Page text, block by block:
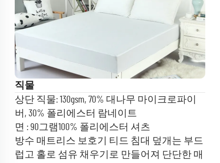
직물
상단 직물: 130gsm, 70% 대나무 마이크로파이
버, 30% 폴리에스터 람네이트
면 : 90그램100% 폴리에스터 셔츠
방수 매트리스 보호기 티드 침대 덮개는 부드
럽고 홀로 섬유 채우기로 만들어져 단단한 매